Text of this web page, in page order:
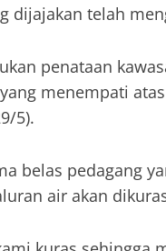
dijajakan telah
penataan
menempati
5).
belas pedagang
air akan